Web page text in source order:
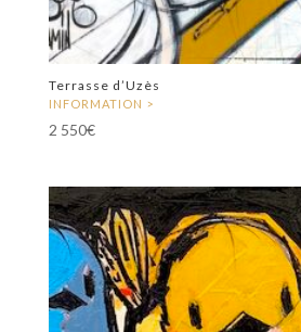
Terrasse d’Uzès
2 550€